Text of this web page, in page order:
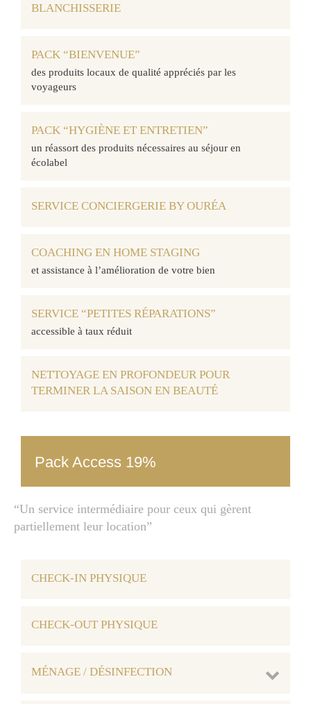
BLANCHISSERIE
PACK “BIENVENUE”
des produits locaux de qualité appréciés par les
voyageurs
PACK “HYGIÈNE ET ENTRETIEN”
un réassort des produits nécessaires au séjour en
écolabel
SERVICE CONCIERGERIE BY OURÉA
COACHING EN HOME STAGING
et assistance à l’amélioration de votre bien
SERVICE “PETITES RÉPARATIONS”
accessible à taux réduit
NETTOYAGE EN PROFONDEUR POUR
TERMINER LA SAISON EN BEAUTÉ
Pack Access 19%
“Un service intermédiaire pour ceux qui gèrent
partiellement leur location”
CHECK-IN PHYSIQUE
CHECK-OUT PHYSIQUE
MÉNAGE / DÉSINFECTION